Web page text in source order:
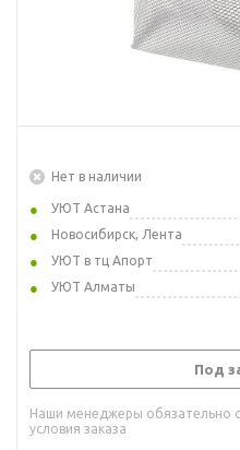
Нет в наличии
УЮТ Астана
Новосибирск, Лента
УЮТ в тц Апорт
УЮТ Алматы
Под
Наши менеджеры обязательно
условия заказа